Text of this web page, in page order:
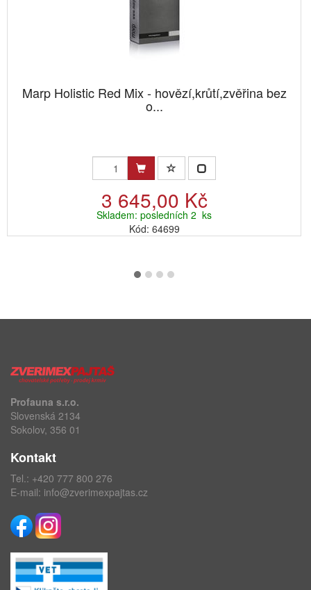
Marp Holistic Red Mix - hovězí,krůtí,zvěřina bez
o...
3 645,00 Kč
Skladem: posledních 2 ks
Kód: 64699
Profauna s.r.o.
Slovenská 2134
Sokolov, 356 01
Kontakt
Tel.: +420 777 800 276
E-mail: info@zverimexpajtas.cz